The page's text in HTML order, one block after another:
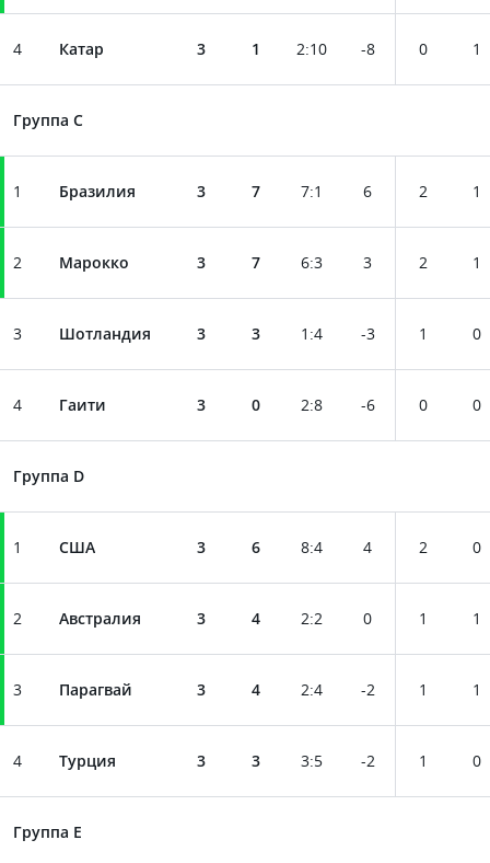
4 Катар 3 1 2:10 -8 0 1
Группа C
1 Бразилия 3 7 7:1 6 2 1
2 Марокко 3 7 6:3 3 2 1
3 Шотландия 3 3 1 :4 -3 1 0
4 Гаити 3 0 2:8 -6 0 0
Группа D
1 США 3 6 8:4 4 2 0
2 Австралия 3 4 2:2 0 1 1
3 Парагвай 3 4 2:4 -2 1 1
4 Турция 3 3 3:5 -2 1 0
Группа E